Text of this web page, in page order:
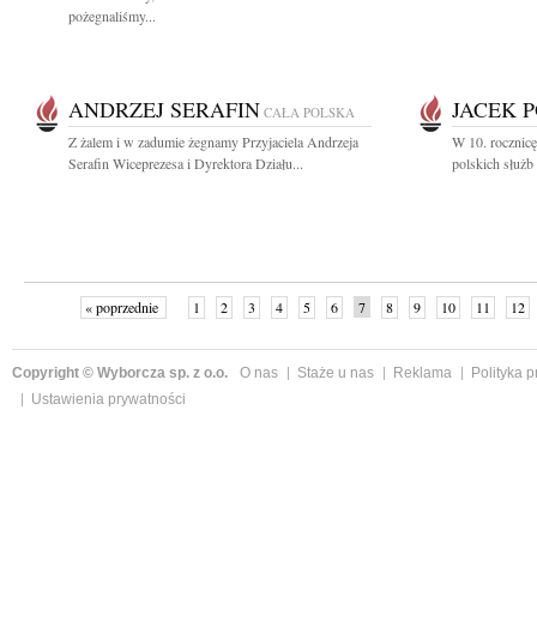
pożegnaliśmy...
ANDRZEJ SERAFIN CAŁA POLSKA
Z żalem i w zadumie żegnamy Przyjaciela Andrzeja
Serafin Wiceprezesa i Dyrektora Działu...
JACEK
W 10.
polskich
« poprzednie 1 2 3 4 5 6 7 8 9 10 11 12
Copyright © Wyborcza sp. z o.o. O nas Staże u nas Reklama
Polityka
Ustawienia prywatności